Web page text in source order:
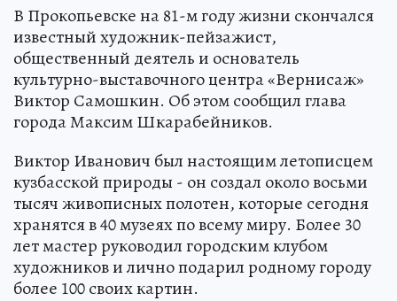
В Прокопьевске на 81-м году жизни скончался
известный художник-пейзажист,
общественный деятель и основатель
культурно-выставочного центра «Вернисаж»
Виктор Самошкин. Об этом сообщил глава
города Максим Шкарабейников.
Виктор Иванович был настоящим летописцем
кузбасской природы - он создал около восьми
тысяч живописных полотен, которые сегодня
хранятся в 40 музеях по всему миру. Более 30
лет мастер руководил городским клубом
художников и лично подарил родному городу
более 100 своих картин.